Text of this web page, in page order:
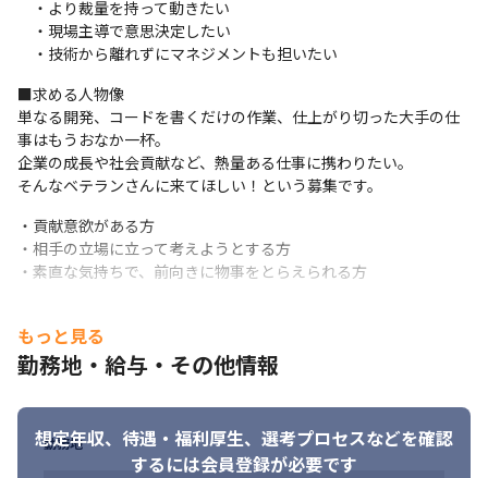
・ナレッジ共有
・より裁量を持って動きたい
・現場主導で意思決定したい
・技術から離れずにマネジメントも担いたい
■求める人物像
単なる開発、コードを書くだけの作業、仕上がり切った大手の仕
事はもうおなか一杯。
企業の成長や社会貢献など、熱量ある仕事に携わりたい。
そんなベテランさんに来てほしい！という募集です。
・貢献意欲がある方
・相手の立場に立って考えようとする方
・素直な気持ちで、前向きに物事をとらえられる方
『顧客や組織の課題を解決するために、自ら武器（スキル）を増
やしていける方』を求めています。
決まった言語やフェーズに固執せず、事業に貢献するために何が
必要かという視点で動けることが、
結果としてエンジニアとしての価値を最大化すると考えているた
もっと見る
勤務地・給与・その他情報
想定年収、待遇・福利厚生、 選考プロセスなどを確認
するには会員登録が必要です
勤務地